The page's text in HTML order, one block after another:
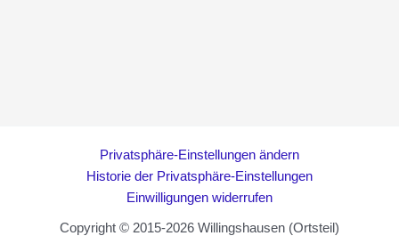
Privatsphäre-Einstellungen ändern
Historie der Privatsphäre-Einstellungen
Einwilligungen widerrufen
Copyright © 2015-2026 Willingshausen (Ortsteil)